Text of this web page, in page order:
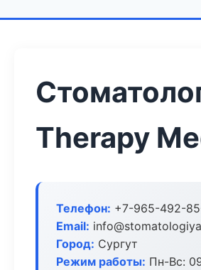
Therapy
Телефон: +7-965-492-
Email:
Город: Сургут
Режим работы: Пн-Вс: